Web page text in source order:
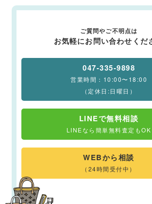
ご質問やご不明点は
お気軽にお問い合わせくだ
047-335-9898
営業時間：10:00〜18:00
（定休日:日曜日）
LINEで無料相談
LINEなら簡単無料査定もOK
WEBから相談
（24時間受付中）